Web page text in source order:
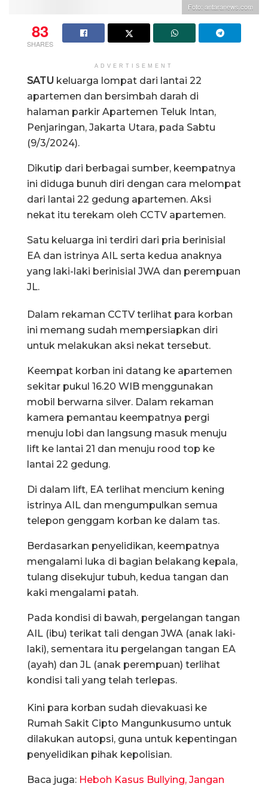
Foto: antaranews.com
83
SHARES
ADVERTISEMENT
SATU keluarga lompat dari lantai 22
apartemen dan bersimbah darah di
halaman parkir Apartemen Teluk Intan,
Penjaringan, Jakarta Utara, pada Sabtu
(9/3/2024).
Dikutip dari berbagai sumber, keempatnya
ini diduga bunuh diri dengan cara melompat
dari lantai 22 gedung apartemen. Aksi
nekat itu terekam oleh CCTV apartemen.
Satu keluarga ini terdiri dari pria berinisial
EA dan istrinya AIL serta kedua anaknya
yang laki-laki berinisial JWA dan perempuan
JL.
Dalam rekaman CCTV terlihat para korban
ini memang sudah mempersiapkan diri
untuk melakukan aksi nekat tersebut.
Keempat korban ini datang ke apartemen
sekitar pukul 16.20 WIB menggunakan
mobil berwarna silver. Dalam rekaman
kamera pemantau keempatnya pergi
menuju lobi dan langsung masuk menuju
lift ke lantai 21 dan menuju rood top ke
lantai 22 gedung.
Di dalam lift, EA terlihat mencium kening
istrinya AIL dan mengumpulkan semua
telepon genggam korban ke dalam tas.
Berdasarkan penyelidikan, keempatnya
mengalami luka di bagian belakang kepala,
tulang disekujur tubuh, kedua tangan dan
kaki mengalami patah.
Pada kondisi di bawah, pergelangan tangan
AIL (ibu) terikat tali dengan JWA (anak laki-
laki), sementara itu pergelangan tangan EA
(ayah) dan JL (anak perempuan) terlihat
kondisi tali yang telah terlepas.
Kini para korban sudah dievakuasi ke
Rumah Sakit Cipto Mangunkusumo untuk
dilakukan autopsi, guna untuk kepentingan
penyelidikan pihak kepolisian.
Baca juga: Heboh Kasus Bullying, Jangan